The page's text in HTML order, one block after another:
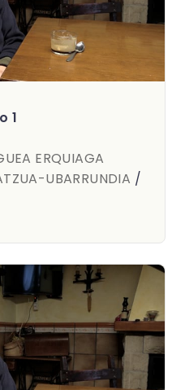
1
ERQUIAGA
UBARRUNDIA /